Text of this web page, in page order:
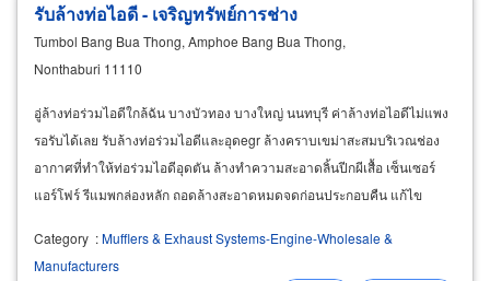
รับล้างท่อไอดี - เจริญทรัพย์การช่าง
Tumbol Bang Bua Thong, Amphoe Bang Bua Thong,
Nonthaburi 11110
อู่ล้างท่อร่วมไอดีใกล้ฉัน บางบัวทอง บางใหญ่ นนทบุรี ค่าล้างท่อไอดีไม่แพง
รอรับได้เลย รับล้างท่อร่วมไอดีและอุดegr ล้างคราบเขม่าสะสมบริเวณช่อง
อากาศที่ทำให้ท่อร่วมไอดีอุดตัน ล้างทำความสะอาดลิ้นปีกผีเสื้อ เซ็นเซอร์
แอร์โฟร์ รีแมพกล่องหลัก ถอดล้างสะอาดหมดจดก่อนประกอบคืน แก้ไข
Category :Mufflers & Exhaust Systems-Engine-Wholesale &
Manufacturers